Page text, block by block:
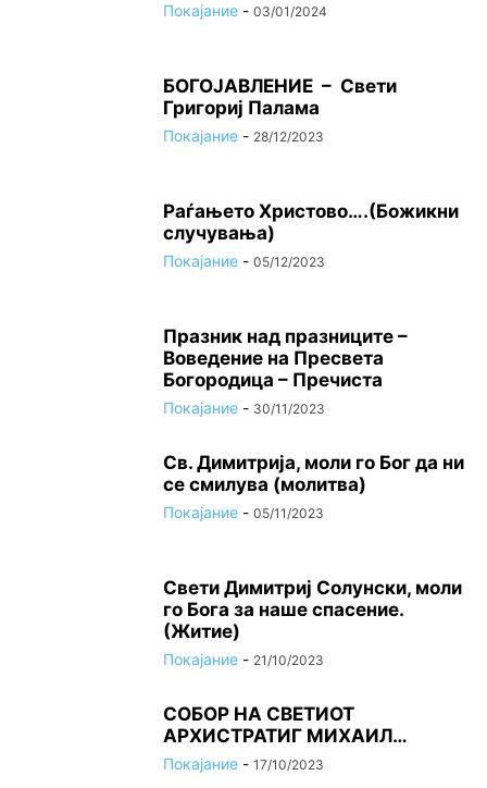
Покајание - 03/01/2024
БОГОЈАВЛЕНИЕ – Свети
Григориј Палама
Покајание - 28/12/2023
Раѓањето Христово….(Божикни
случувања)
Покајание - 05/12/2023
Празник над празниците –
Вoвeдeниe на Прeсвeта
Бoгoрoдица – Пречиста
Покајание - 30/11/2023
Св. Димитрија, моли го Бог да ни
се смилува (молитва)
Покајание - 05/11/2023
Свети Димитриј Солунски, моли
го Бога за наше спасение.
(Житие)
Покајание - 21/10/2023
СОБОР НА СВЕТИОТ
АРХИСТРАТИГ МИХАИЛ…
Покајание - 17/10/2023